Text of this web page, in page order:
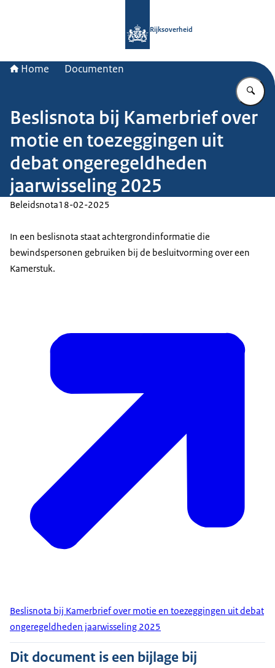
Rijksoverheid
Home Documenten
Beslisnota bij Kamerbrief over
motie en toezeggingen uit
debat ongeregeldheden
jaarwisseling 2025
Beleidsnota18-02-2025
In een beslisnota staat achtergrondinformatie die
bewindspersonen gebruiken bij de besluitvorming over een
Kamerstuk.
Beslisnota bij Kamerbrief over motie en toezeggingen uit debat
ongeregeldheden jaarwisseling 2025
Dit document is een bijlage bij